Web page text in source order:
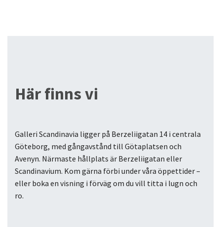
Här finns vi
Galleri Scandinavia ligger på Berzeliigatan 14 i centrala
Göteborg, med gångavstånd till Götaplatsen och
Avenyn. Närmaste hållplats är Berzeliigatan eller
Scandinavium. Kom gärna förbi under våra öppettider –
eller boka en visning i förväg om du vill titta i lugn och
ro.